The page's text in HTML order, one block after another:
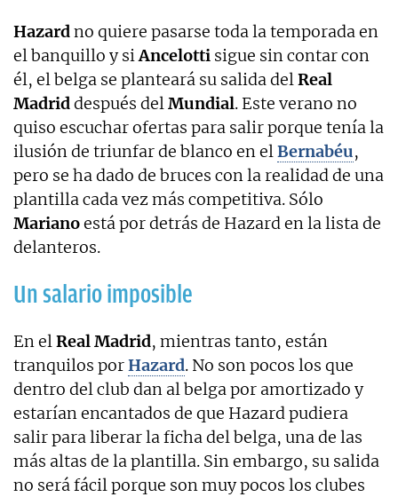
Hazardno quiere pasarse toda la temporada en
el banquillo y siAncelotti sigue sin contar con
él, el belga se planteará su salida delReal
Madriddespués delMundial. Este verano no
quiso escuchar ofertas para salir porque tenía la
ilusión de triunfar de blanco en elBernabéu,
pero se ha dado de bruces con la realidad de una
plantilla cada vez más competitiva. Sólo
Marianoestá por detrás de Hazard en la lista de
delanteros.
Un salario imposible
En elReal Madrid, mientras tanto, están
tranquilos porHazard. No son pocos los que
dentro del club dan al belga por amortizado y
estarían encantados de que Hazard pudiera
salir para liberar la ficha del belga, una de las
más altas de la plantilla. Sin embargo, su salida
no será fácil porque son muy pocos los clubes